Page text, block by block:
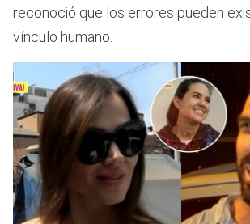
reconoció que los errores pueden
vínculo humano.